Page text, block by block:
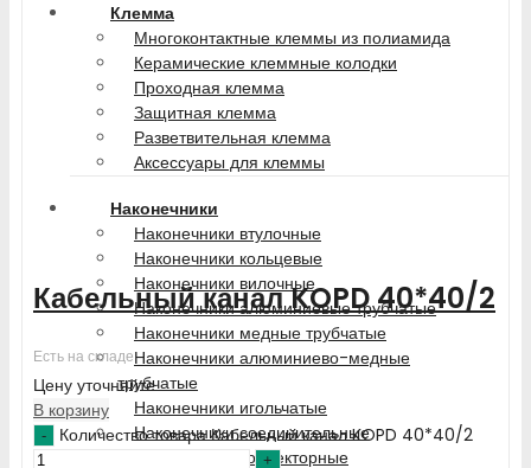
Клемма
Многоконтактные клеммы из полиамида
Керамические клеммные колодки
Проходная клемма
Защитная клемма
Разветвительная клемма
Аксессуары для клеммы
Наконечники
Наконечники втулочные
Наконечники кольцевые
Наконечники вилочные
Наконечники алюминиевые трубчатые
Наконечники медные трубчатые
Наконечники алюминиево-медные
трубчатые
Наконечники игольчатые
Наконечники соединительные
Наконечники коннекторные
Кабельный канал KOPD 40*40/2
Есть на складе
Цену уточняйте
В корзину
Количество товара Кабельный канал KOPD 40*40/2